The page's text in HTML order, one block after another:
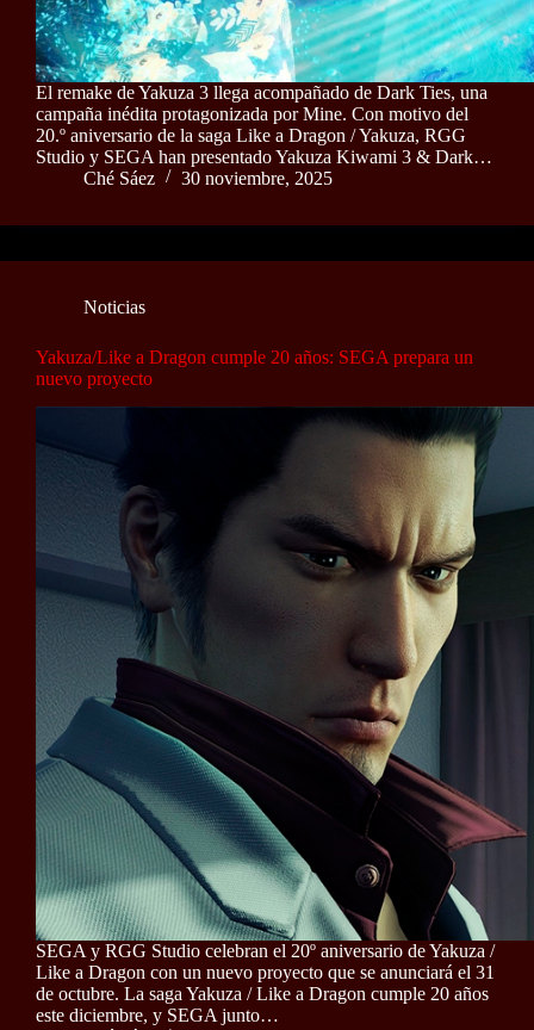
El remake de Yakuza 3 llega acompañado de Dark Ties, una
campaña inédita protagonizada por Mine. Con motivo del
20.º aniversario de la saga Like a Dragon / Yakuza, RGG
Studio y SEGA han presentado Yakuza Kiwami 3 & Dark…
Ché Sáez
30 noviembre, 2025
Noticias
Yakuza/Like a Dragon cumple 20 años: SEGA prepara un
nuevo proyecto
SEGA y RGG Studio celebran el 20º aniversario de Yakuza /
Like a Dragon con un nuevo proyecto que se anunciará el 31
de octubre. La saga Yakuza / Like a Dragon cumple 20 años
este diciembre, y SEGA junto…